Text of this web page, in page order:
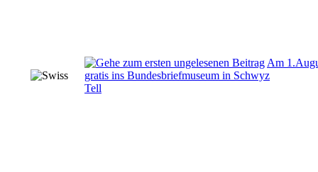
Am
gratis ins Bundesbriefmuseum in Schwyz
Tell